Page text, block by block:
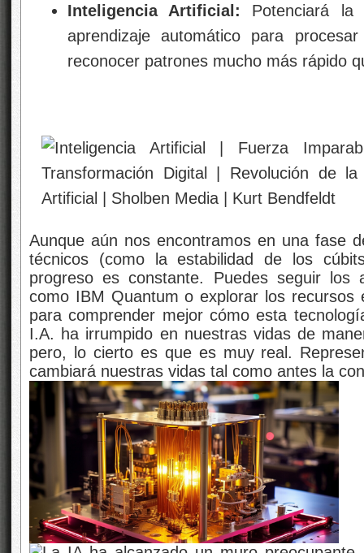
Inteligencia Artificial: Potenciará la
aprendizaje automático para
reconocer patrones mucho más rápido
Aunque aún nos encontramos en una fase
técnicos (como la estabilidad de los
progreso es constante. Puedes seguir los
como IBM Quantum o explorar los recursos
para comprender mejor cómo esta
I.A. ha irrumpido en nuestras vidas de
pero, lo cierto es que es muy real.
cambiará nuestras vidas tal como antes la